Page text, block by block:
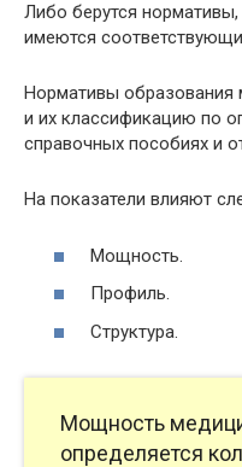
Либо берутся
имеются
Нормативы образования
и их классификацию по
справочных пособиях и
На показатели влияют
Мощность.
Профиль.
Структура.
Мощность
определяется